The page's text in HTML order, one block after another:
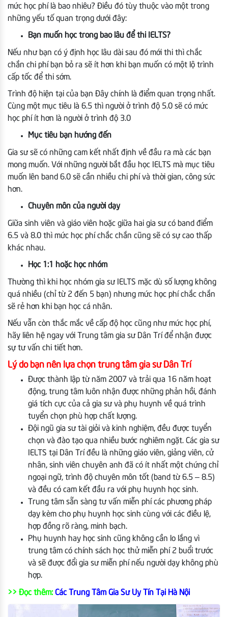
mức học phí là bao nhiêu? Điều đó tùy thuộc vào một trong
những yếu tố quan trọng dưới đây:
Bạn muốn học trong bao lâu để thi IELTS?
Nếu như bạn có ý định học lâu dài sau đó mới thi thì chắc
chắn chi phí bạn bỏ ra sẽ ít hơn khi bạn muốn có một lộ trình
cấp tốc để thi sớm.
Trình độ hiện tại của bạn Đây chính là điểm quan trọng nhất.
Cùng một mục tiêu là 6.5 thì người ở trình độ 5.0 sẽ có mức
học phí ít hơn là người ở trình độ 3.0
Mục tiêu bạn hướng đến
Gia sư sẽ có những cam kết nhất định về đầu ra mà các bạn
mong muốn. Với những người bắt đầu học IELTS mà mục tiêu
muốn lên band 6.0 sẽ cần nhiều chi phí và thời gian, công sức
hơn.
Chuyên môn của người dạy
Giữa sinh viên và giáo viên hoặc giữa hai gia sư có band điểm
6.5 và 8.0 thì mức học phí chắc chắn cũng sẽ có sự cao thấp
khác nhau.
Học 1:1 hoặc học nhóm
Thường thì khi học nhóm gia sư IELTS mặc dù số lượng không
quá nhiều (chỉ từ 2 đến 5 bạn) nhưng mức học phí chắc chắn
sẽ rẻ hơn khi bạn học cá nhân.
Nếu vẫn còn thắc mắc về cấp độ học cũng như mức học phí,
hãy liên hệ ngay với Trung tâm gia sư Dân Trí để nhận được
sự tư vấn chi tiết hơn.
Lý do bạn nên lựa chọn trung tâm gia sư Dân Trí
Được thành lập từ năm 2007 và trải qua 16 năm hoạt
động, trung tâm luôn nhận được những phản hồi, đánh
giá tích cực của cả gia sư và phụ huynh về quá trình
tuyển chọn phù hợp chất lượng.
Đội ngũ gia sư tài giỏi và kinh nghiệm, đều được tuyển
chọn và đào tạo qua nhiều bước nghiêm ngặt. Các gia sư
IELTS tại Dân Trí đều là những giáo viên, giảng viên, cử
nhân, sinh viên chuyên anh đã có ít nhất một chứng chỉ
ngoại ngữ, trình độ chuyên môn tốt (band từ 6.5 – 8.5)
và đều có cam kết đầu ra với phụ huynh học sinh.
Trung tâm sẵn sàng tư vấn miễn phí các phương pháp
dạy kèm cho phụ huynh học sinh cùng với các điều lệ,
hợp đồng rõ ràng, minh bạch.
Phụ huynh hay học sinh cũng không cần lo lắng vì
trung tâm có chính sách học thử miễn phí 2 buổi trước
và sẽ được đổi gia sư miễn phí nếu người dạy không phù
hợp.
>> Đọc thêm: Các Trung Tâm Gia Sư Uy Tín Tại Hà Nội